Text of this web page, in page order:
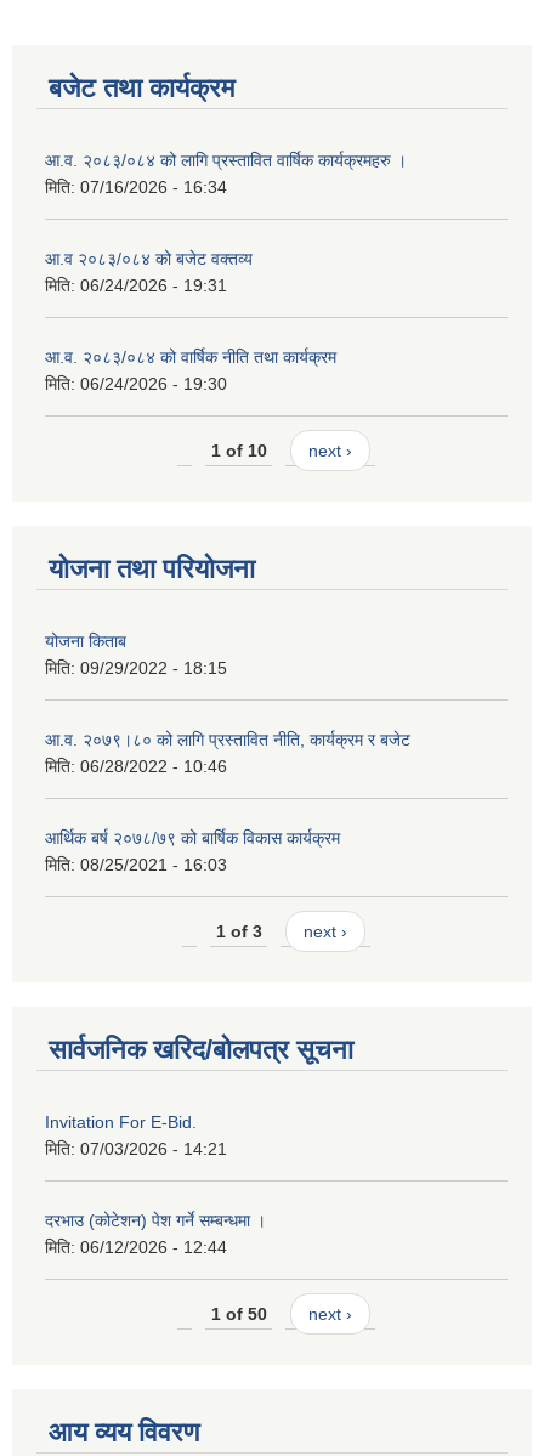
बजेट तथा कार्यक्रम
आ.व. २०८३/०८४ को लागि प्रस्तावित वार्षिक कार्यक्रमहरु ।
मिति: 07/16/2026 - 16:34
आ.व २०८३/०८४ को बजेट वक्तव्य
मिति: 06/24/2026 - 19:31
आ.व. २०८३/०८४ को वार्षिक नीति तथा कार्यक्रम
मिति: 06/24/2026 - 19:30
1 of 10 next ›
योजना तथा परियोजना
योजना किताब
मिति: 09/29/2022 - 18:15
आ.व. २०७९।८० को लागि प्रस्तावित नीति, कार्यक्रम र बजेट
मिति: 06/28/2022 - 10:46
आर्थिक बर्ष २०७८/७९ को बार्षिक विकास कार्यक्रम
मिति: 08/25/2021 - 16:03
1 of 3 next ›
सार्वजनिक खरिद/बोलपत्र सूचना
Invitation For E-Bid.
मिति: 07/03/2026 - 14:21
दरभाउ (कोटेशन) पेश गर्ने सम्बन्धमा ।
मिति: 06/12/2026 - 12:44
1 of 50 next ›
आय व्यय विवरण